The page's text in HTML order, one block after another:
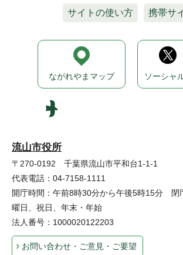
サイトの使い方 携帯サ
流山市役所
〒270-0192 千葉県流山市平和台1-1-1
代表電話：04-7158-1111
開庁時間：午前8時30分から午後5時15分 閉
曜日、祝日、年末・年始
法人番号：1000020122203
お問い合わせ・ご意見・ご要望
ながれやまマップ ソーシャ